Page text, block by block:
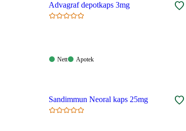
Advagraf depotkaps 3mg
Nett:
Nett
Apotek:
Apotek
Sandimmun Neoral kaps 25mg